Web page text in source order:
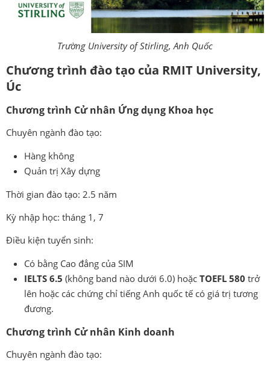
Trường University of Stirling, Anh Quốc
Chương trình đào tạo của RMIT University,
Úc
Chương trình Cử nhân Ứng dụng Khoa học
Chuyên ngành đào tạo:
Hàng không
Quản trị Xây dựng
Thời gian đào tạo: 2.5 năm
Kỳ nhập học: tháng 1, 7
Điều kiện tuyển sinh:
Có bằng Cao đẳng của SIM
IELTS 6.5 (không band nào dưới 6.0) hoặc TOEFL 580 trở
lên hoặc các chứng chỉ tiếng Anh quốc tế có giá trị tương
đương.
Chương trình Cử nhân Kinh doanh
Chuyên ngành đào tạo: